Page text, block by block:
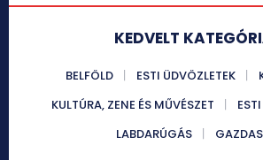
KEDVELT
BELFÖLD ESTI ÜDVÖZLETEK
KULTÚRA, ZENE ÉS MŰVÉSZET
LABDARÚGÁS